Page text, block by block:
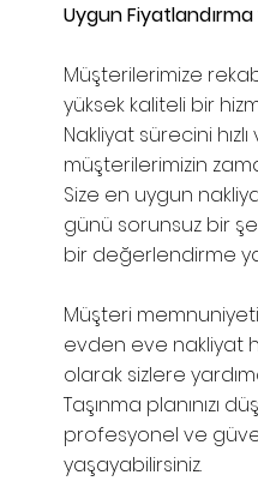
Uygun Fiyatlandırma
Müşterilerimize
yüksek kaliteli bir
Nakliyat sürecini
müşterilerimizin
Size en uygun
günü sorunsuz bir
bir değerlendirme
Müşteri memnuniyeti
evden eve nakliyat
olarak sizlere
Taşınma planınızı
profesyonel ve
yaşayabilirsiniz.